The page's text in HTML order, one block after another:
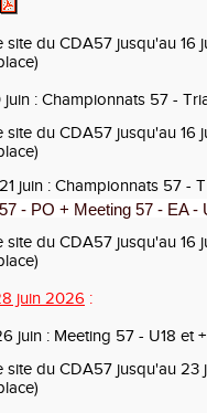
site du CDA57 jusqu'au 16
: Championnats 57 -
site du CDA57 jusqu'au 16
juin : Championnats 57 -
- PO + Meeting 57 - EA
site du CDA57 jusqu'au 16
juin 2026 :
juin : Meeting 57 - U18 et
site du CDA57 jusqu'au 23